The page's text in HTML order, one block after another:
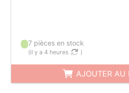
7 pièces en stock
(il y a 4 heures )
AJOUTER AU